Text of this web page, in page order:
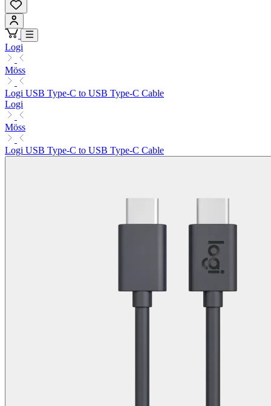
Logi
Möss
Logi USB Type-C to USB Type-C Cable
Logi
Möss
Logi USB Type-C to USB Type-C Cable